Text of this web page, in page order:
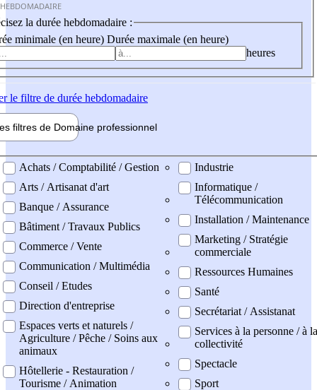
la durée hebdomadaire :
minimale (en heure) Durée maximale (en heure)
heures
le filtre de durée hebdomadaire
filtres de Domaine professionnel
professionel
Achats / Comptabilité / Gestion
Arts / Artisanat d'art
Banque / Assurance
Bâtiment / Travaux Publics
Commerce / Vente
Communication / Multimédia
Conseil / Etudes
Direction d'entreprise
Espaces verts et naturels /
Agriculture / Pêche / Soins aux
animaux
Hôtellerie - Restauration /
Tourisme / Animation
Industrie
Informatique /
Télécommunication
Installation / Maintenance
Marketing / Stratégie
commerciale
Ressources Humaines
Santé
Secrétariat / Assistanat
Services à la personne / à la
collectivité
Spectacle
Sport